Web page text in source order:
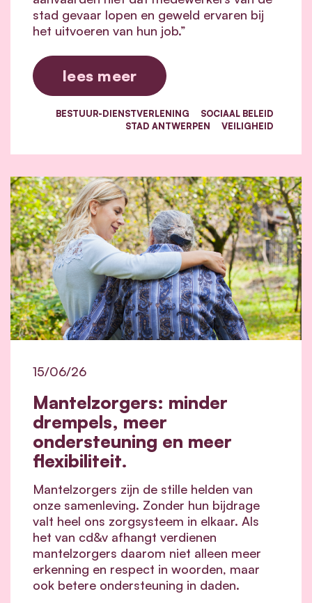
stad gevaar lopen en geweld ervaren bij
het uitvoeren van hun job.”
lees meer
BESTUUR-DIENSTVERLENING
SOCIAAL BELEID
STAD ANTWERPEN
VEILIGHEID
Mantelzorgers: minder
drempels, meer
ondersteuning en meer
flexibiliteit.
15/06/26
Mantelzorgers zijn de stille helden van
onze samenleving. Zonder hun bijdrage
valt heel ons zorgsysteem in elkaar. Als
het van cd&v afhangt verdienen
mantelzorgers daarom niet alleen meer
erkenning en respect in woorden, maar
ook betere ondersteuning in daden.